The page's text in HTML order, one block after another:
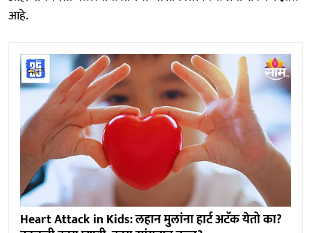
आहे.
Heart Attack in Kids: लहान मुलांना हार्ट अटॅक येतो का?